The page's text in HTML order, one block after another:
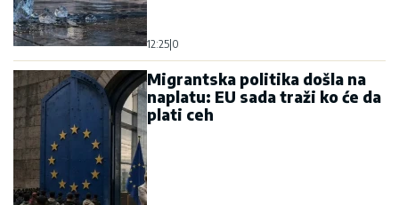
12:25|0
Migrantska politika došla na
naplatu: EU sada traži ko će da
plati ceh